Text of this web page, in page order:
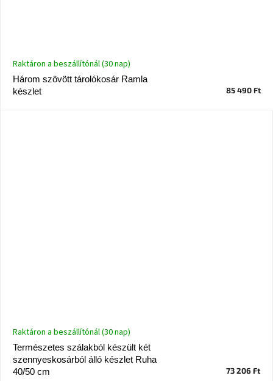
Három szövött tárolókosár Ramla
készlet
Raktáron a beszállítónál (30 nap)
85 490 Ft
Természetes szálakból készült két
szennyeskosárból álló készlet Ruha
40/50 cm
Raktáron a beszállítónál (30 nap)
73 206 Ft